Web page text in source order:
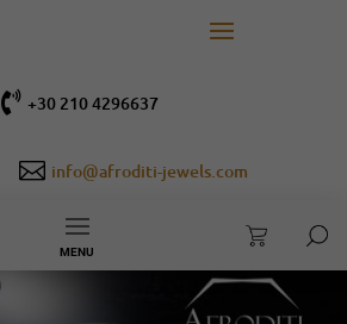
 +30 210 4296637
 info@afroditi-jewels.com
MENU